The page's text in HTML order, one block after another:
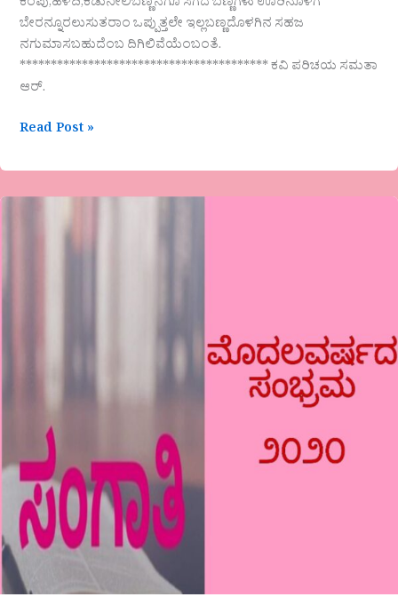
ಬೇರನ್ನೂರಲುಸುತರಾಂ ಒಪ್ಪುತ್ತಲೇ ಇಲ್ಲಬಣ್ಣದೊಳಗಿನ ಸಹಜ
ನಗುಮಾಸಬಹುದೆಂಬ ದಿಗಿಲಿವೆಯೆಂಬಂತೆ.
**************************************** ಕವಿ ಪರಿಚಯ ಸಮತಾ
ಆರ್.
Read Post »